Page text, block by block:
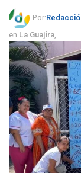
Por:
en La Guajira,